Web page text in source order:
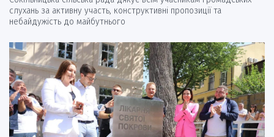
слухань за активну участь, конструктивні пропозиції та
небайдужість до майбутнього